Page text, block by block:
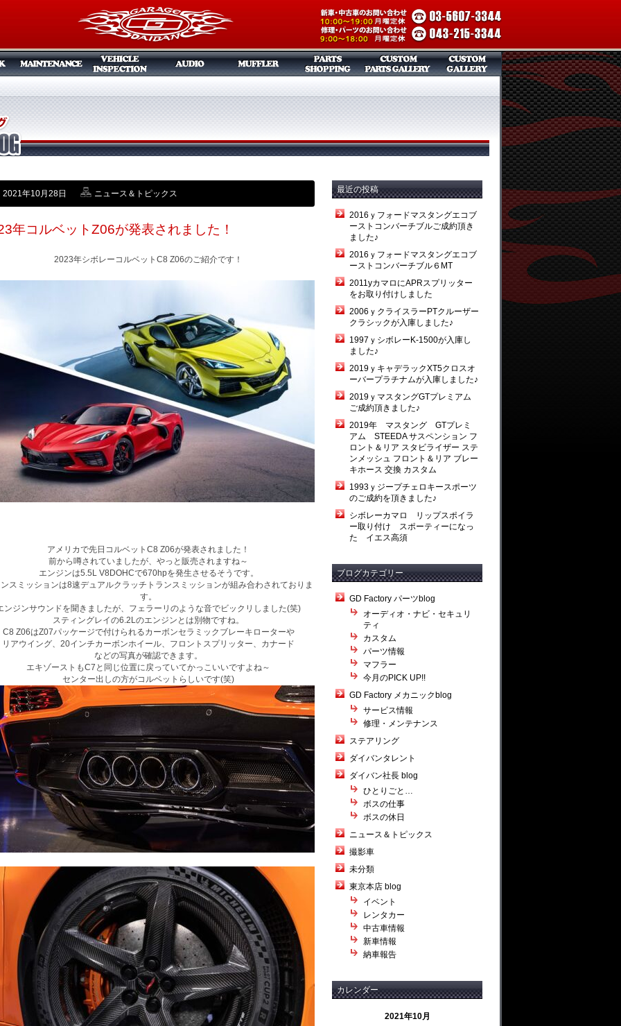
2021年10月28日 ニュース＆トピックス
年コルベットZ06が発表されました！
2023年シボレーコルベットC8 Z06のご紹介です！
アメリカで先日コルベットC8 Z06が発表されました！
前から噂されていましたが、やっと販売されますね～
エンジンは5.5L V8DOHCで670hpを発生させるそうです。
スミッションは8速デュアルクラッチトランスミッションが組み合わされておりま
す。
ンジンサウンドを聞きましたが、フェラーリのような音でビックリしました(笑)
スティングレイの6.2Lのエンジンとは別物ですね。
C8 Z06はZ07パッケージで付けられるカーボンセラミックブレーキローターや
リアウイング、20インチカーボンホイール、フロントスプリッター、カナード
などの写真が確認できます。
エキゾーストもC7と同じ位置に戻っていてかっこいいですよね～
センター出しの方がコルベットらしいです(笑)
最近の投稿
2016ｙフォードマスタングエコブ
ーストコンバーチブルご成約頂き
ました♪
2016ｙフォードマスタングエコブ
ーストコンバーチブル６MT
2011yカマロにAPRスプリッター
をお取り付けしました
2006ｙクライスラーPTクルーザー
クラシックが入庫しました♪
1997ｙシボレーK-1500が入庫し
ました♪
2019ｙキャデラックXT5クロスオ
ーバープラチナムが入庫しました♪
2019ｙマスタングGTプレミアム
ご成約頂きました♪
2019年 マスタング GTプレミ
アム STEEDA サスペンション フ
ロント＆リア スタビライザー ステ
ンメッシュ フロント＆リア ブレー
キホース 交換 カスタム
1993ｙジープチェロキースポーツ
のご成約を頂きました♪
シボレーカマロ リップスポイラ
ー取り付け スポーティーになっ
た イエス高須
ブログカテゴリー
GD Factory パーツblog
オーディオ・ナビ・セキュリ
ティ
カスタム
パーツ情報
マフラー
今月のPICK UP!!
GD Factory メカニックblog
サービス情報
修理・メンテナンス
ステアリング
ダイバンタレント
ダイバン社長 blog
ひとりごと…
ボスの仕事
ボスの休日
ニュース＆トピックス
撮影車
未分類
東京本店 blog
イベント
レンタカー
中古車情報
新車情報
納車報告
カレンダー
2021年10月